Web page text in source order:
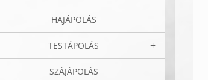
HAJÁPOLÁS
TESTÁPOLÁS
SZÁJÁPOLÁS